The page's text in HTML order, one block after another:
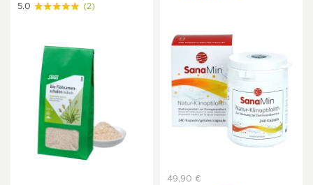
5.0 (2)
49,90 €